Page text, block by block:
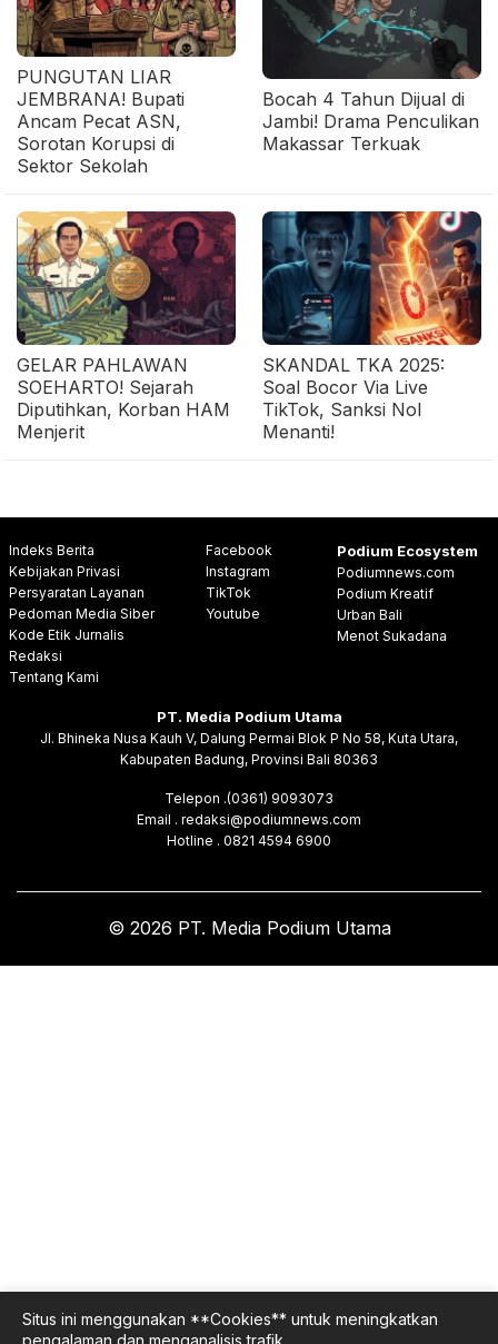
PUNGUTAN LIAR
JEMBRANA! Bupati
Ancam Pecat ASN,
Sorotan Korupsi di
Sektor Sekolah
Bocah 4 Tahun Dijual di
Jambi! Drama Penculikan
Makassar Terkuak
GELAR PAHLAWAN
SOEHARTO! Sejarah
Diputihkan, Korban HAM
Menjerit
SKANDAL TKA 2025:
Soal Bocor Via Live
TikTok, Sanksi Nol
Menanti!
Indeks Berita
Kebijakan Privasi
Persyaratan Layanan
Pedoman Media Siber
Kode Etik Jurnalis
Redaksi
Tentang Kami
Facebook
Instagram
TikTok
Youtube
Podium Ecosystem
Podiumnews.com
Podium Kreatif
Urban Bali
Menot Sukadana
PT. Media Podium Utama
Jl. Bhineka Nusa Kauh V, Dalung Permai Blok P No 58, Kuta Utara,
Kabupaten Badung, Provinsi Bali 80363
Telepon .(0361) 9093073
Email . redaksi@podiumnews.com
Hotline . 0821 4594 6900
© 2026 PT. Media Podium Utama
Situs ini menggunakan **Cookies** untuk meningkatkan
pengalaman dan menganalisis trafik.